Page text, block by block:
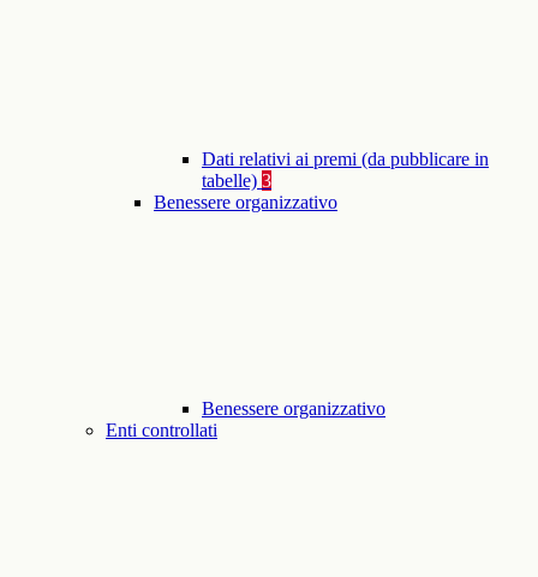
Dati relativi ai premi (da pubblicare in
tabelle) 3
Benessere organizzativo
Benessere organizzativo
Enti controllati